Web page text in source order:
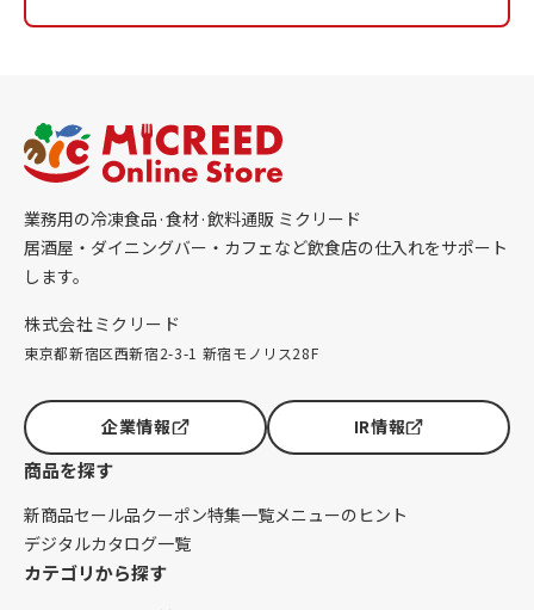
業務用の冷凍食品·食材·飲料通販 ミクリード
居酒屋・ダイニングバー・カフェなど飲食店の仕入れをサポート
します。
株式会社ミクリード
東京都新宿区西新宿2-3-1 新宿モノリス28F
企業情報 IR情報
商品を探す
新商品セール品クーポン特集一覧メニューのヒント
デジタルカタログ一覧
カテゴリから探す